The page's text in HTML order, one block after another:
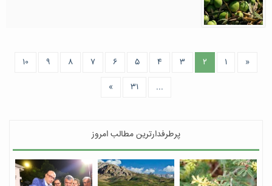
« ۱ ۲ ۳ ۴ ۵ ۶ ۷ ۸ ۹
۱۰
...
۳۱ »
پرطرفدارترین مطالب امروز